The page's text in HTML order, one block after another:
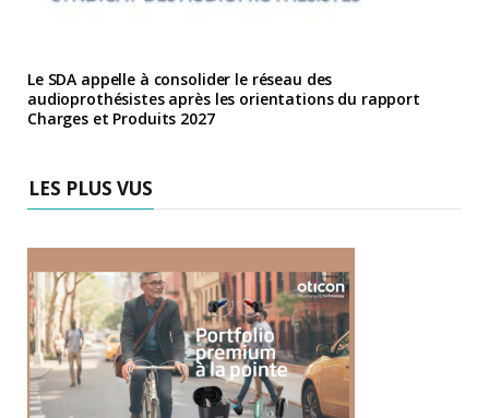
Le SDA appelle à consolider le réseau des
audioprothésistes après les orientations du rapport
Charges et Produits 2027
LES PLUS VUS